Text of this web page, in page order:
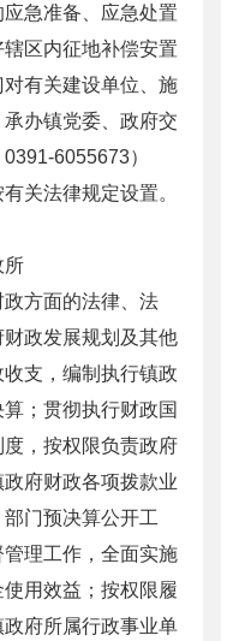
急准备、应急处置
区内征地补偿安置
有关建设单位、施
办镇党委、政府交
6055673）
关法律规定设置。
所
方面的法律、法
政发展规划及其他
支，编制执行镇政
；贯彻执行财政国
，按权限负责政府
府财政各项拨款业
门预决算公开工
理工作，全面实施
用效益；按权限履
府所属行政事业单